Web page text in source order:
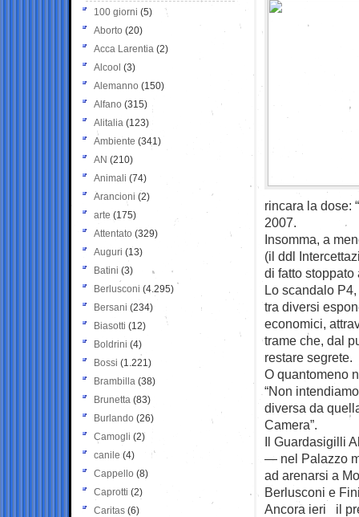
rincara la dose:
2007.
Insomma, a
(il ddl
di fatto
Lo scandalo
tra diversi
economici,
trame che, dal
restare segrete.
O quantomeno
“Non
diversa da
Camera”.
Il Guardasigilli
— nel Palazzo
ad arenarsi a
Berlusconi e
Ancora ieri il
100 giorni (5)
Aborto (20)
Acca Larentia (2)
Alcool (3)
Alemanno (150)
Alfano (315)
Alitalia (123)
Ambiente (341)
AN (210)
Animali (74)
Arancioni (2)
arte (175)
Attentato (329)
Auguri (13)
Batini (3)
Berlusconi (4.295)
Bersani (234)
Biasotti (12)
Boldrini (4)
Bossi (1.221)
Brambilla (38)
Brunetta (83)
Burlando (26)
Camogli (2)
canile (4)
Cappello (8)
Caprotti (2)
Caritas (6)